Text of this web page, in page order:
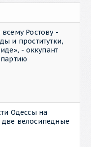
Ростову -
и проститутки,
- оккупант
Одессы на
велосипедные